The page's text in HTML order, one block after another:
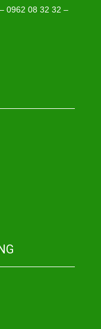
0962 08 32 32 –